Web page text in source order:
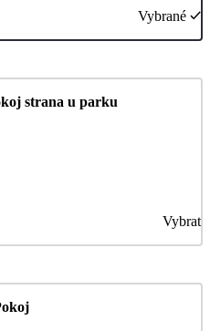
Vybrané
strana u parku
Vybrat